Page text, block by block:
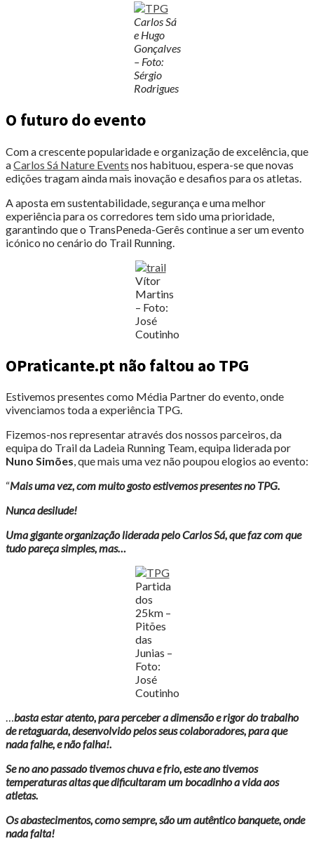
Carlos Sá
e Hugo
Gonçalves
– Foto:
Sérgio
Rodrigues
O futuro do evento
Com a crescente popularidade e organização de excelência, que
aCarlos Sá Nature Events nos habituou, espera-se que novas
edições tragam ainda mais inovação e desafios para os atletas.
A aposta em sustentabilidade, segurança e uma melhor
experiência para os corredores tem sido uma prioridade,
garantindo que o TransPeneda-Gerês continue a ser um evento
icónico no cenário do Trail Running.
Vítor
Martins
– Foto:
José
Coutinho
OPraticante.pt não faltou ao TPG
Estivemos presentes como Média Partner do evento, onde
vivenciamos toda a experiência TPG.
Fizemos-nos representar através dos nossos parceiros, da
equipa do Trail da Ladeia Running Team, equipa liderada por
Nuno Simões, que mais uma vez não poupou elogios ao evento:
“Mais uma vez, com muito gosto estivemos presentes no TPG.
Nunca desilude!
Uma gigante organização liderada pelo Carlos Sá, que faz com que
tudo pareça simples, mas…
Partida
dos
25km –
Pitões
das
Junias –
Foto:
José
Coutinho
…basta estar atento, para perceber a dimensão e rigor do trabalho
de retaguarda, desenvolvido pelos seus colaboradores, para que
nada falhe, e não falha!.
Se no ano passado tivemos chuva e frio, este ano tivemos
temperaturas altas que dificultaram um bocadinho a vida aos
atletas.
Os abastecimentos, como sempre, são um autêntico banquete, onde
nada falta!